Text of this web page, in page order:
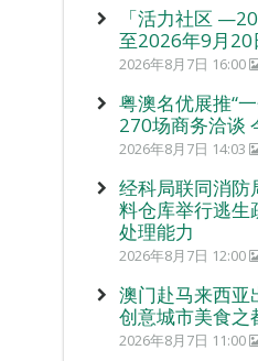
「活力社区
至2026年9月20
2026年8月7日 16:00
粤澳名优展推“
270场商务洽谈
2026年8月7日 14:03
经科局联同消防
料仓库举行逃生
处理能力
2026年8月7日 12:00
澳门赴马来西亚
创意城市美食之
2026年8月7日 11:00